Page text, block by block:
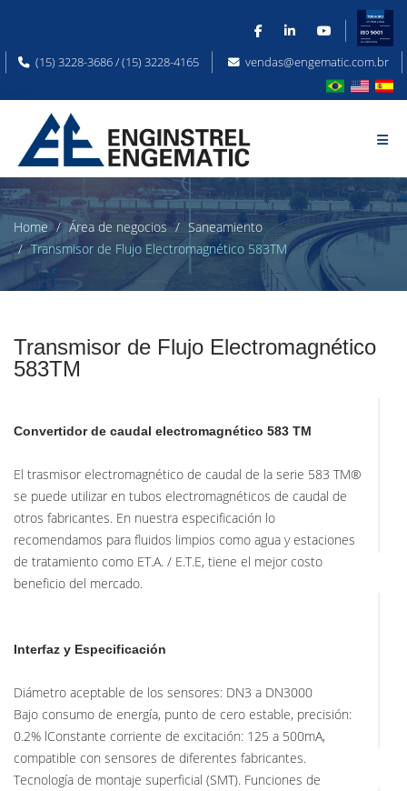
(15) 3228-3686 / (15) 3228-4165 vendas@engematic.com.br
Home Área de negocios
Saneamiento
Transmisor de Flujo Electromagnético 583TM
Transmisor de Flujo Electromagnético
583TM
Convertidor de caudal electromagnético 583 TM
El trasmisor electromagnético de caudal de la serie 583 TM®
se puede utilizar en tubos electromagnéticos de caudal de
otros fabricantes. En nuestra especificación lo
recomendamos para fluidos limpios como agua y estaciones
de tratamiento como ET.A. / E.T.E, tiene el mejor costo
beneficio del mercado.
Interfaz y Especificación
Diámetro aceptable de los sensores: DN3 a DN3000
Bajo consumo de energía, punto de cero estable, precisión:
0.2% lConstante corriente de excitación: 125 a 500mA,
compatible con sensores de diferentes fabricantes.
Tecnología de montaje superficial (SMT). Funciones de